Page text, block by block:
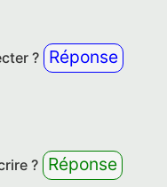
? Réponse
? Réponse